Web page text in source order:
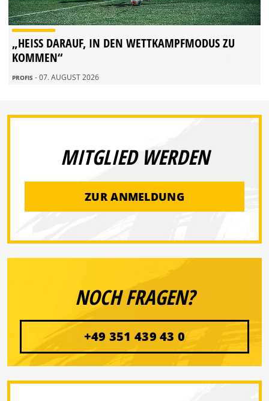
„HEISS DARAUF, IN DEN WETTKAMPFMODUS ZU K
OMMEN“
PROFIS - 07. AUGUST 2026
MITGLIED WERDEN
ZUR ANMELDUNG
NOCH FRAGEN?
+49 351 439 43 0